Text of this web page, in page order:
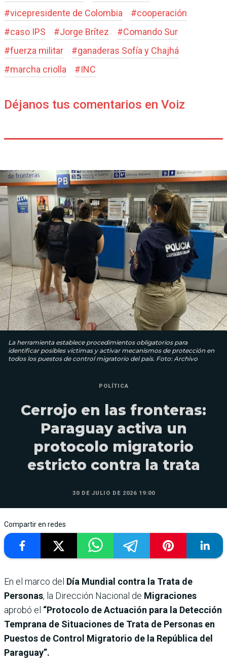
#vicepresidente de Colombia #cooperación
#caso IPS #Jorge Brítez #Comando Sur
#fuerza militar #ganaderas Sofía y Chajhá
#marcha criolla #INC
Déjanos tus comentarios en Voiz
La herramienta establece procedimientos obligatorios para
identificar posibles víctimas y activar mecanismos de protección en
todos los puestos de control migratorio del país. Foto: Archivo
POLÍTICA
Cerrojo en las fronteras:
Paraguay activa un
protocolo migratorio
estricto contra la trata
30 DE JULIO DE 2026 19:00
Compartir en redes
En el marco del Día Mundial contra la Trata de
Personas, la Dirección Nacional de Migraciones
aprobó el “Protocolo de Actuación para la Detección
Temprana de Situaciones de Trata de Personas en
Puestos de Control Migratorio de la República del
Paraguay”.